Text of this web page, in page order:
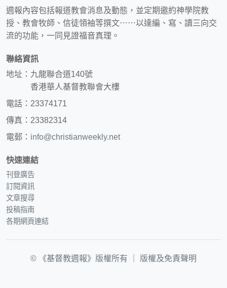
週報內容包括報道教會消息及動態，並定期邀約神學院教
授、教會牧師、信徒領袖等撰文⋯⋯以達編、寫、讀三向交
流的功能，一同見證福音真理。
聯絡資訊
地址：九龍聯合道140號
香港華人基督教聯會大樓
電話：23374171
傳真：23382314
電郵： info@christianweekly.net
快速連結
刊登廣告
訂閱資訊
文章搜尋
投稿指南
各期網頁連結
© 《基督教週報》版權所有 ｜ 版權及免責聲明